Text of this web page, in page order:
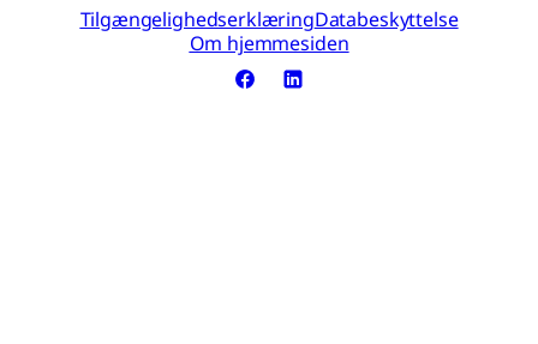
TilgængelighedserklæringDatabeskyttelse
Om hjemmesiden